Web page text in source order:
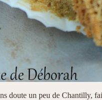
doute un peu de Chantilly,